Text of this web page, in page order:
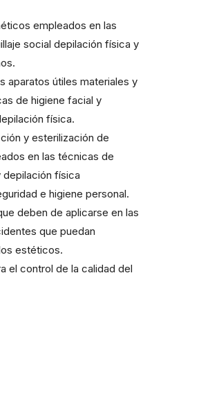
empleados en las
social depilación física y
aparatos útiles materiales y
de higiene facial y
física.
y esterilización de
en las técnicas de
depilación física
e higiene personal.
deben de aplicarse en las
que puedan
estéticos.
el control de la calidad del